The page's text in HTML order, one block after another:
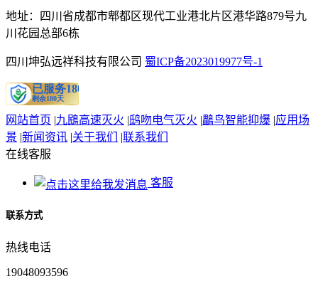
地址：四川省成都市郫都区现代工业港北片区港华路879号九
川花园总部6栋
四川坤弘远祥科技有限公司 蜀ICP备2023019977号-1
网站首页 |九鴖高速灭火 |鸱吻电气灭火 |鸓鸟智能抑爆 |应用场
景 |新闻资讯 |关于我们 |联系我们
在线客服
客服
联系方式
热线电话
19048093596